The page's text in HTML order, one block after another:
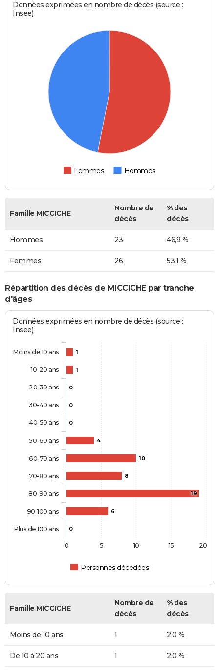
Données exprimées en nombre de décès (source :
Insee)
Femmes Hommes
Famille MICCICHE
Nombre de
décès
% des
décès
Hommes 23 46,9 %
Femmes 26 53,1 %
Répartition des décès de MICCICHE par tranche
d'âges
Données exprimées en nombre de décès (source :
Insee)
1
1
0
0
0
4
10
8
19
6
0
Personnes décédées
Moins de 10 ans
10-20 ans
20-30 ans
30-40 ans
40-50 ans
50-60 ans
60-70 ans
70-80 ans
80-90 ans
90-100 ans
Plus de 100 ans
0 5 10 15 20
Famille MICCICHE
Nombre de
décès
% des
décès
Moins de 10 ans 1 2,0 %
De 10 à 20 ans 1 2,0 %